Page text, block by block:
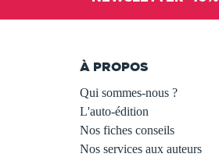
À PROPOS
Qui sommes-nous ?
L'auto-édition
Nos fiches conseils
Nos services aux auteurs